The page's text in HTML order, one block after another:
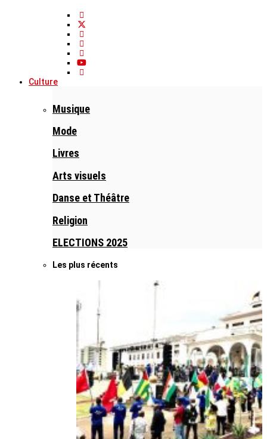
Culture
Musique
Mode
Livres
Arts visuels
Danse et Théâtre
Religion
ELECTIONS 2025
Les plus récents